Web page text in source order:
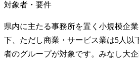
対象者・要件
県内に主たる事務所を置く小規模企
下、ただし商業・サービス業は5人以
者のグループが対象です。みなし大